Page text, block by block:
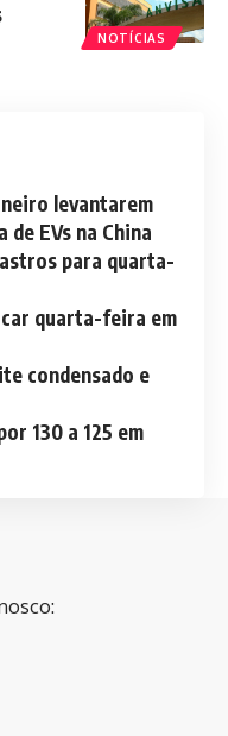
NOTÍCIAS
levantarem
de EVs na China
para quarta-
quarta-feira em
condensado e
130 a 125 em